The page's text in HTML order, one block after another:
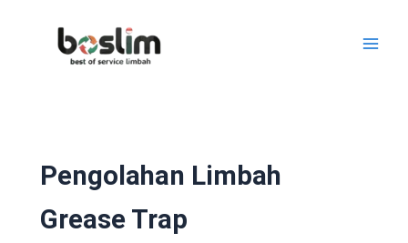
Pengolahan Limbah
Grease Trap